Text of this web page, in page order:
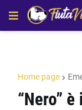
Home page
“Nero”